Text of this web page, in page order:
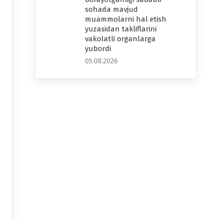
sohada mavjud
muammolarni hal etish
yuzasidan takliflarini
vakolatli organlarga
yubordi
05.08.2026